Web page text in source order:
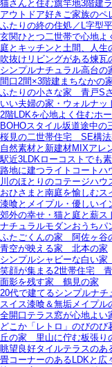
猫さんと住む旗竿地3階建
アウトドア好きご家族の
ふたりの終の住処／L字型
玄関ひとつ二世帯で心地よ
庭とキッチンと土間、人生
吹抜けリビングがある煉瓦
シンプルナチュラル高台の
間口2間×3階建まちなかの
ふたりの小さな家＿青戸S
いい夫婦の家・ウォルナ
2階LDKを心地よく住むホ
BOHOスタイル坂道途中の
桜見の二世帯住宅＿SE構
自然素材と新建材MIXアレ
駅近3LDKローコストでも
路地に建つライトコートハ
川のほとりのコテージハウ
おひさまと南庭を愉しむス
漆喰とメイプル・優しいイ
郊外の幸せ・猫と庭と薪ス
ナチュラルモダンおうちパ
ふたごくんの家＿阿佐ヶ谷
青空が映える家＿北本の家
シンプルシャビーな白い家
笑顔が集まる2世帯住宅＿
面影を残す家＿鶴見の家
20代で建てるシンプルナ
スイス漆喰＆無垢メイプル
全開口テラス窓が心地よい
どこか「レトロ」のびの
丘の家＿里山に佇む板張り
眺望良好タイルテラスのあ
畳コーナーのあるLDKと広